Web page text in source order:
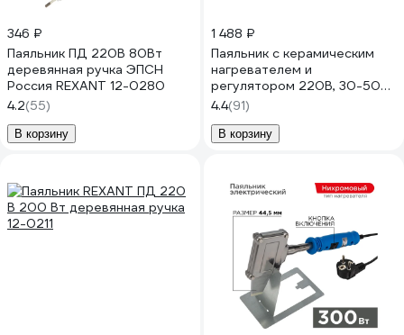
346 ₽
Паяльник ПД 220В 80Вт
деревянная ручка ЭПСН
Россия REXANT 12-0280
4.2(55)
В корзину
1 488 ₽
Паяльник с керамическим
нагревателем и
регулятором 220В, 30-50Вт
REXANT ZD-708 12-0170
4.4(91)
В корзину